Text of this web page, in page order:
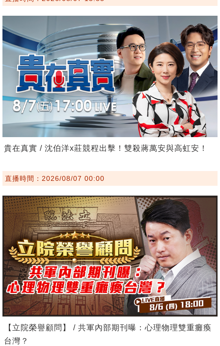
貴在真實 / 沈伯洋x莊競程出擊！雙殺蔣萬安與高虹安！
直播時間：2026/08/07 00:00
【立院榮譽顧問】 / 共軍內部期刊曝：心理物理雙重癱瘓
台灣？